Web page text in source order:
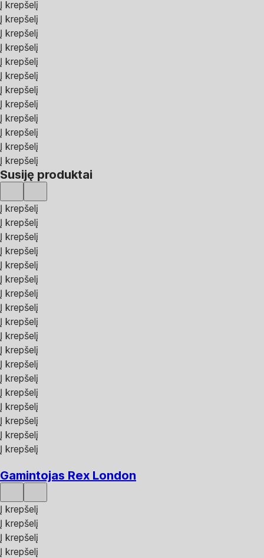
Į krepšelį
Į krepšelį
Į krepšelį
Į krepšelį
Į krepšelį
Į krepšelį
Į krepšelį
Į krepšelį
Į krepšelį
Į krepšelį
Į krepšelį
Į krepšelį
Susiję produktai
Į krepšelį
Į krepšelį
Į krepšelį
Į krepšelį
Į krepšelį
Į krepšelį
Į krepšelį
Į krepšelį
Į krepšelį
Į krepšelį
Į krepšelį
Į krepšelį
Į krepšelį
Į krepšelį
Į krepšelį
Į krepšelį
Į krepšelį
Į krepšelį
Gamintojas Rex London
Į krepšelį
Į krepšelį
Į krepšelį
Į krepšelį